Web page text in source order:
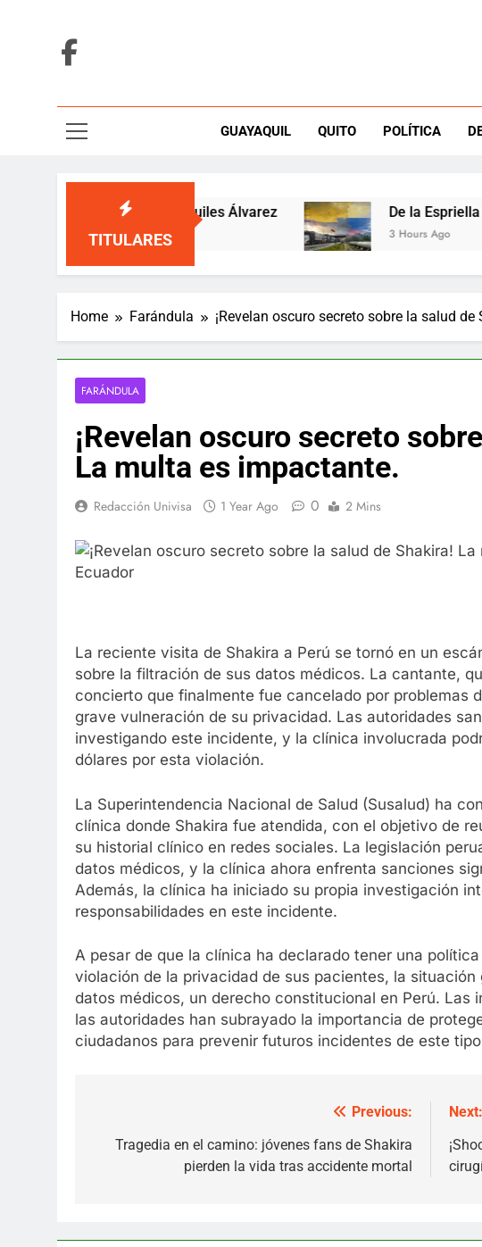
GUAYAQUIL QUITO POLÍTICA
TITULARES
por fallo sobre Aquiles Álvarez De la Espriella
3 Hours Ago
Home Farándula ¡Revelan oscuro secreto sobre la salud
FARÁNDULA
¡Revelan oscuro secreto
La multa es impactante.
Redacción Univisa 1 Year Ago 0 2 Mins
La reciente visita de Shakira a Perú se tornó en un
sobre la filtración de sus datos médicos. La cantante,
concierto que finalmente fue cancelado por problemas
grave vulneración de su privacidad. Las autoridades
investigando este incidente, y la clínica involucrada
dólares por esta violación.
La Superintendencia Nacional de Salud (Susalud) ha
clínica donde Shakira fue atendida, con el objetivo de
su historial clínico en redes sociales. La legislación
datos médicos, y la clínica ahora enfrenta sanciones
Además, la clínica ha iniciado su propia investigación
responsabilidades en este incidente.
A pesar de que la clínica ha declarado tener una
violación de la privacidad de sus pacientes, la
datos médicos, un derecho constitucional en Perú.
las autoridades han subrayado la importancia de
ciudadanos para prevenir futuros incidentes de este
navigation
Previous:
Tragedia en el camino: jóvenes fans de Shakira
pierden la vida tras accidente mortal
Next: